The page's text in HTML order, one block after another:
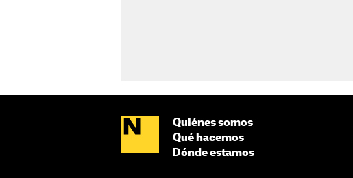
Quiénes somos
Qué hacemos
Dónde estamos